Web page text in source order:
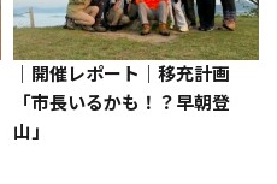
｜開催レポート｜移充計画
「市長いるかも！？早朝登
山」